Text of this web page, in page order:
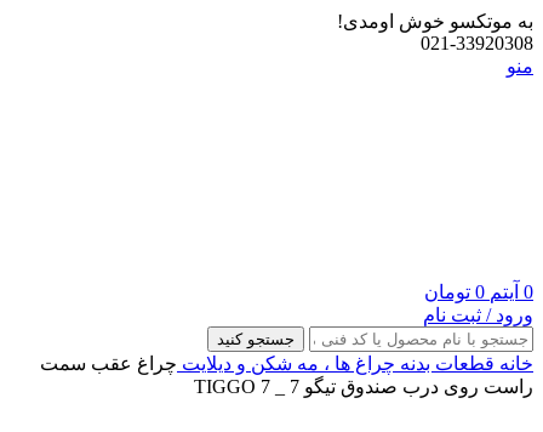
به موتکسو خوش اومدی!
021-33920308
منو
0 آیتم 0 تومان
ورود / ثبت نام
جستجو کنید
خانه قطعات بدنه چراغ‌ ها ، مه‌ شکن و دیلایت چراغ عقب سمت
راست روی درب صندوق تیگو 7 _ TIGGO 7